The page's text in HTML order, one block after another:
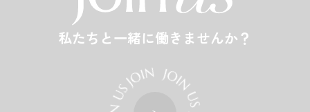
私たちと一緒に働きませんか？